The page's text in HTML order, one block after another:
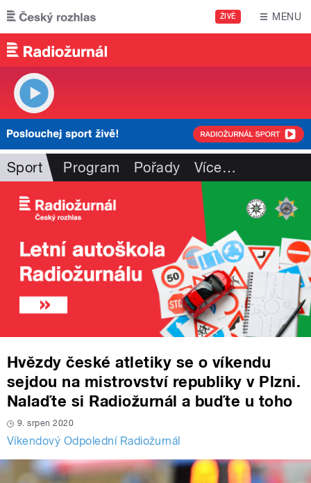
Přejít k hlavnímu obsahu
ŽIVĚ MENU
Sport Program Pořady Více…
Hvězdy české atletiky se o víkendu
sejdou na mistrovství republiky v Plzni.
Nalaďte si Radiožurnál a buďte u toho
9. srpen 2020
Víkendový Odpolední Radiožurnál